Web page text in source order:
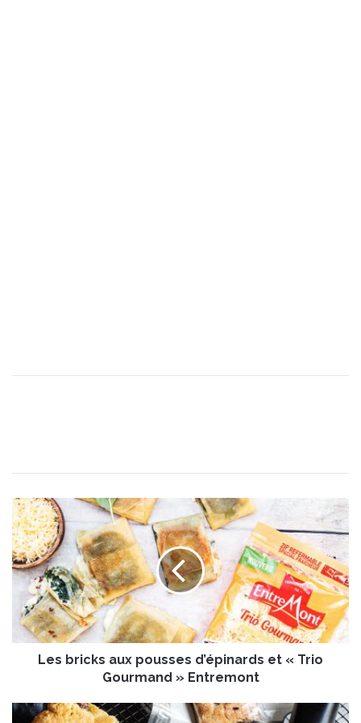
L
e
s
b
r
s
p
Les bricks aux pousses d’épinards et « Trio
Gourmand » Entremont
B